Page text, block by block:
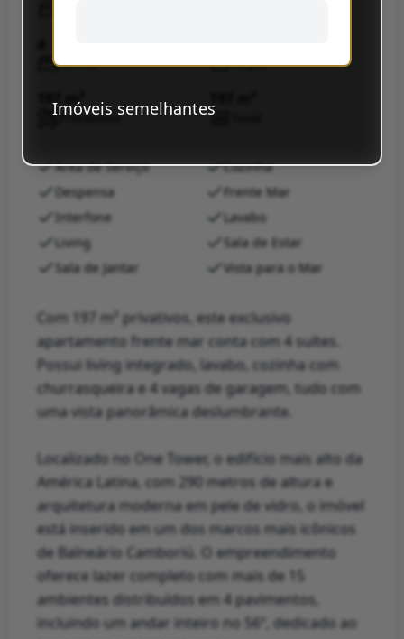
Imóveis semelhantes
Suítes Vagas
197 m²
Privativos
Área de Serviço
Cozinha
Despensa
Frente Mar
Interfone
Lavabo
Living
Sala de Estar
Sala de Jantar
Vista para o Mar
Com 197 m² privativos, este exclusivo
apartamento frente mar conta com 4 suítes.
Possui living integrado, lavabo, cozinha com
churrasqueira e 4 vagas de garagem, tudo com
uma vista panorâmica deslumbrante.
Localizado no One Tower, o edifício mais alto da
América Latina, com 290 metros de altura e
arquitetura moderna em pele de vidro, o imóvel
está inserido em um dos marcos mais icônicos
de Balneário Camboriú. O empreendimento
oferece lazer completo com mais de 15
ambientes distribuídos em 4 pavimentos,
incluindo um andar inteiro no 56º, dedicado ao